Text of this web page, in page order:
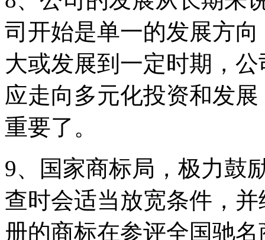
司开始是单一的发展方
大或发展到一定时期，
应走向多元化投资和发
重要了。
9、国家商标局，极力鼓
查时会适当放宽条件，
册的商标在参评全国驰